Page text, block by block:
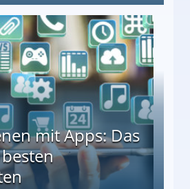
mit Apps: Das